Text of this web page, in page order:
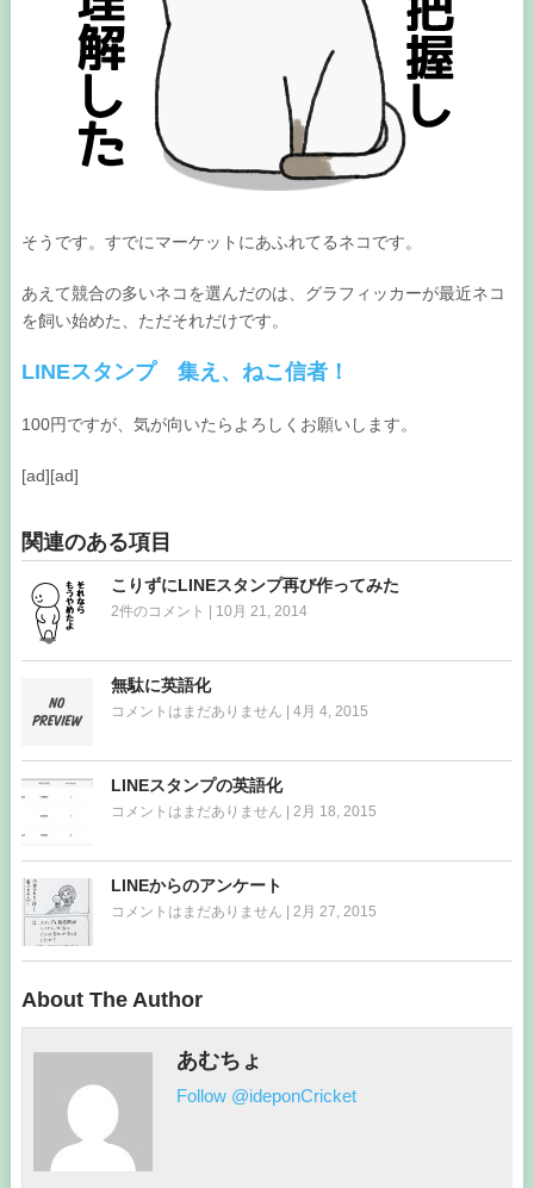
そうです。すでにマーケットにあふれてるネコです。
あえて競合の多いネコを選んだのは、グラフィッカーが最近ネコ
を飼い始めた、ただそれだけです。
LINEスタンプ 集え、ねこ信者！
100円ですが、気が向いたらよろしくお願いします。
[ad][ad]
関連のある項目
こりずにLINEスタンプ再び作ってみた
2件のコメント 10月 21, 2014
無駄に英語化
コメントはまだありません 4月 4, 2015
LINEスタンプの英語化
コメントはまだありません 2月 18, 2015
LINEからのアンケート
コメントはまだありません 2月 27, 2015
About The Author
あむちょ
Follow @ideponCricket